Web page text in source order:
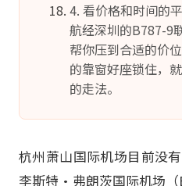
4. 看价格和时间的
航经深圳的B787-9
帮你压到合适的价
的靠窗好座锁住，
的走法。
杭州萧山国际机场目前没
李斯特·弗朗茨国际机场（